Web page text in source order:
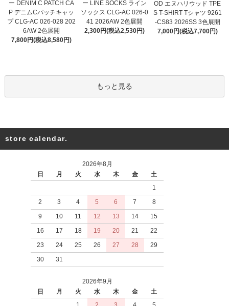
ー DENIM C PATCH CA
P デニムCパッチキャッ
プ CLG-AC 026-028 202
6AW 2色展開
7,800円(税込8,580円)
ー LINE SOCKS ライン
ソックス CLG-AC 026-0
41 2026AW 2色展開
2,300円(税込2,530円)
OD エヌハリウッド TPE
S T-SHIRT Tシャツ 9261
-CS83 2026SS 3色展開
7,000円(税込7,700円)
もっと見る
store calendar.
2026年8月
日
月 火 水 木 金
土
1
2
3 4 5 6 7
8
9
10 11 12 13 14
15
16
17 18 19 20 21
22
23
24 25 26 27 28
29
30
31
2026年9月
日
月 火 水 木 金
土